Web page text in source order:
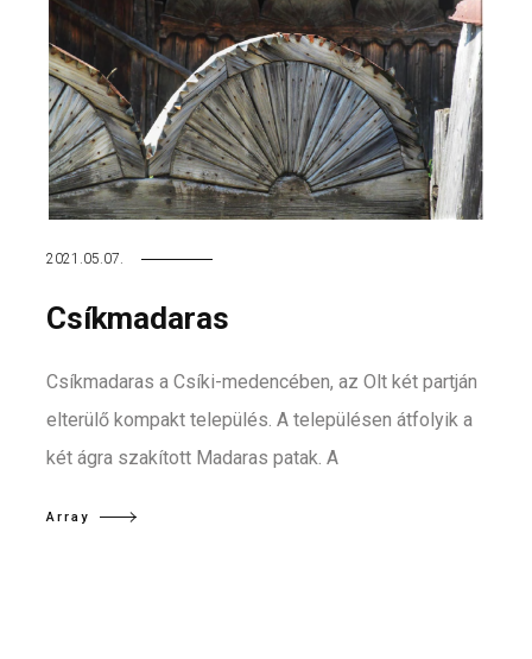
2021.05.07.
Csíkmadaras
Csíkmadaras a Csíki-medencében, az Olt két partján
elterülő kompakt település. A településen átfolyik a
két ágra szakított Madaras patak. A
Array